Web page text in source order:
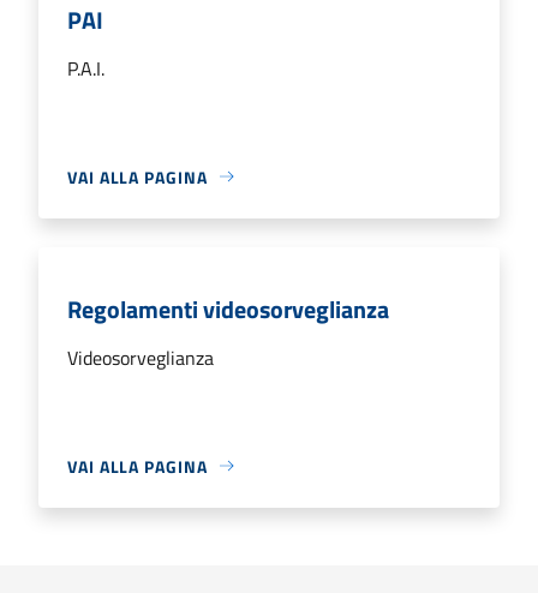
PAI
P.A.I.
VAI ALLA PAGINA
Regolamenti videosorveglianza
Videosorveglianza
VAI ALLA PAGINA